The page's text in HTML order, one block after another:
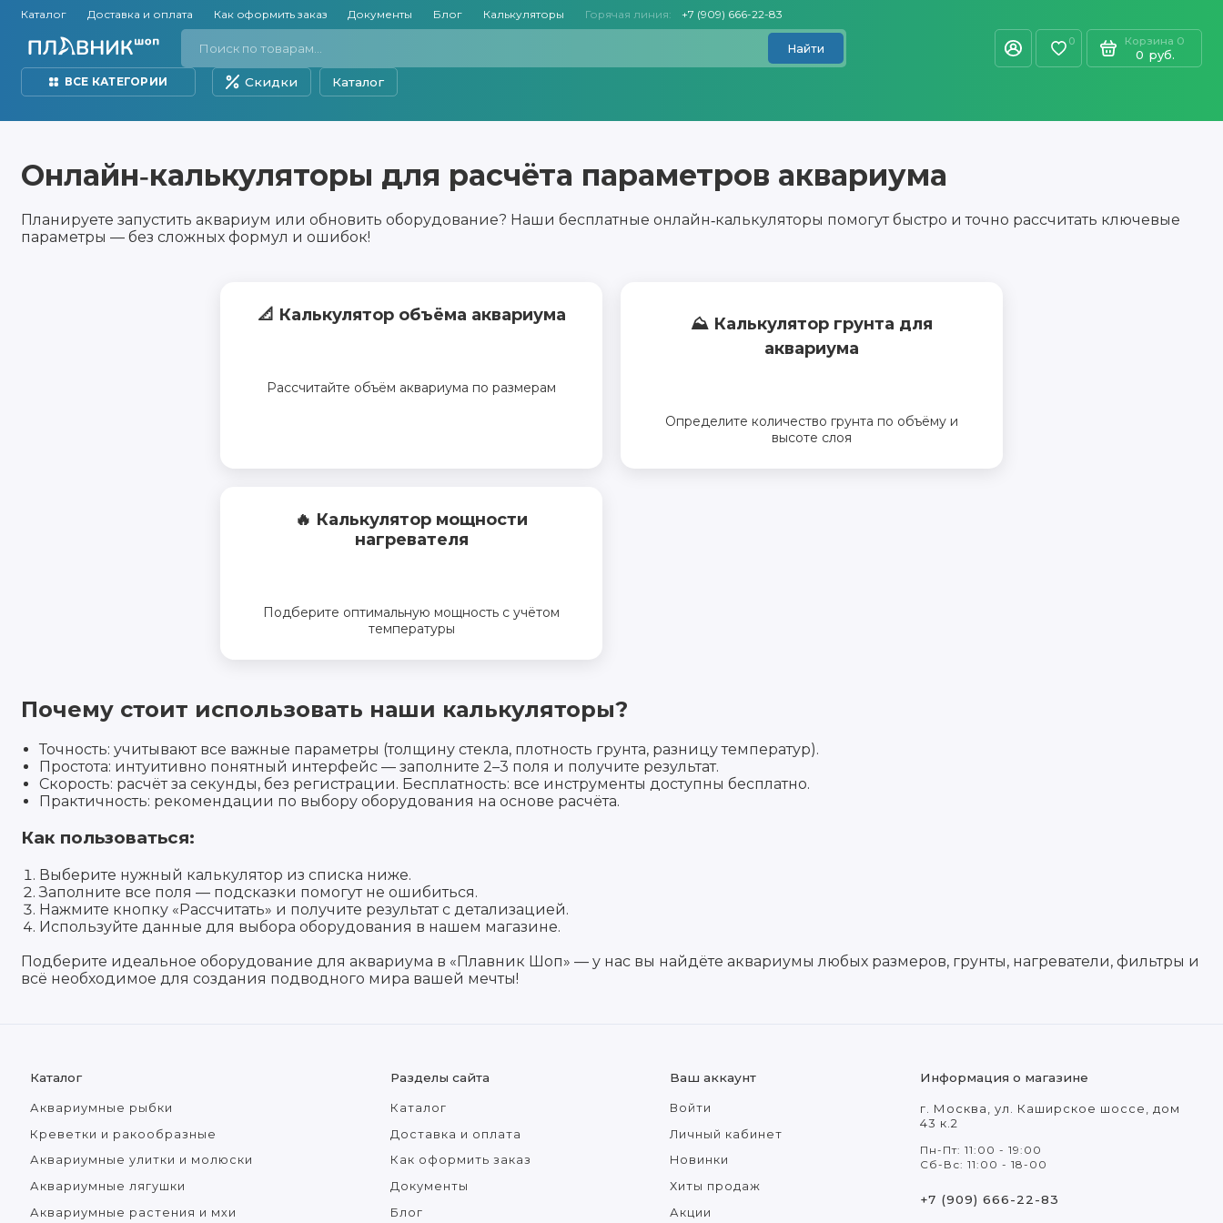
Каталог Доставка и оплата Как оформить заказ Документы Блог Калькуляторы Горячая линия: +7 (909) 666-22-83
Найти
0 Корзина 0
0 руб.
ВСЕ КАТЕГОРИИ Скидки Каталог
Онлайн‑калькуляторы для расчёта параметров аквариума
Планируете запустить аквариум или обновить оборудование? Наши бесплатные онлайн‑калькуляторы помогут быстро и точно рассчитать ключевые
параметры — без сложных формул и ошибок!
📐 Калькулятор объёма аквариума
Рассчитайте объём аквариума по размерам
⛰️ Калькулятор грунта для
аквариума
Определите количество грунта по объёму и
высоте слоя
🔥 Калькулятор мощности
нагревателя
Подберите оптимальную мощность с учётом
температуры
Почему стоит использовать наши калькуляторы?
Точность: учитывают все важные параметры (толщину стекла, плотность грунта, разницу температур).
Простота: интуитивно понятный интерфейс — заполните 2–3 поля и получите результат.
Скорость: расчёт за секунды, без регистрации. Бесплатность: все инструменты доступны бесплатно.
Практичность: рекомендации по выбору оборудования на основе расчёта.
Как пользоваться:
Выберите нужный калькулятор из списка ниже.
Заполните все поля — подсказки помогут не ошибиться.
Нажмите кнопку «Рассчитать» и получите результат с детализацией.
Используйте данные для выбора оборудования в нашем магазине.
Подберите идеальное оборудование для аквариума в «Плавник Шоп» — у нас вы найдёте аквариумы любых размеров, грунты, нагреватели, фильтры и
всё необходимое для создания подводного мира вашей мечты!
Каталог
Аквариумные рыбки
Креветки и ракообразные
Аквариумные улитки и молюски
Аквариумные лягушки
Аквариумные растения и мхи
Разделы сайта
Каталог
Доставка и оплата
Как оформить заказ
Документы
Блог
Ваш аккаунт
Войти
Личный кабинет
Новинки
Хиты продаж
Акции
Информация о магазине
г. Москва, ул. Каширское шоссе, дом
43 к.2
Пн-Пт: 11:00 - 19:00
Сб-Вс: 11:00 - 18-00
+7 (909) 666-22-83